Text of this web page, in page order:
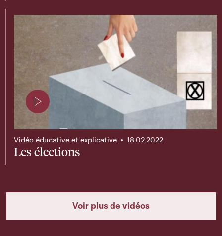
Les élections
Vidéo éducative et explicative 18.02.2022
Voir plus de vidéos